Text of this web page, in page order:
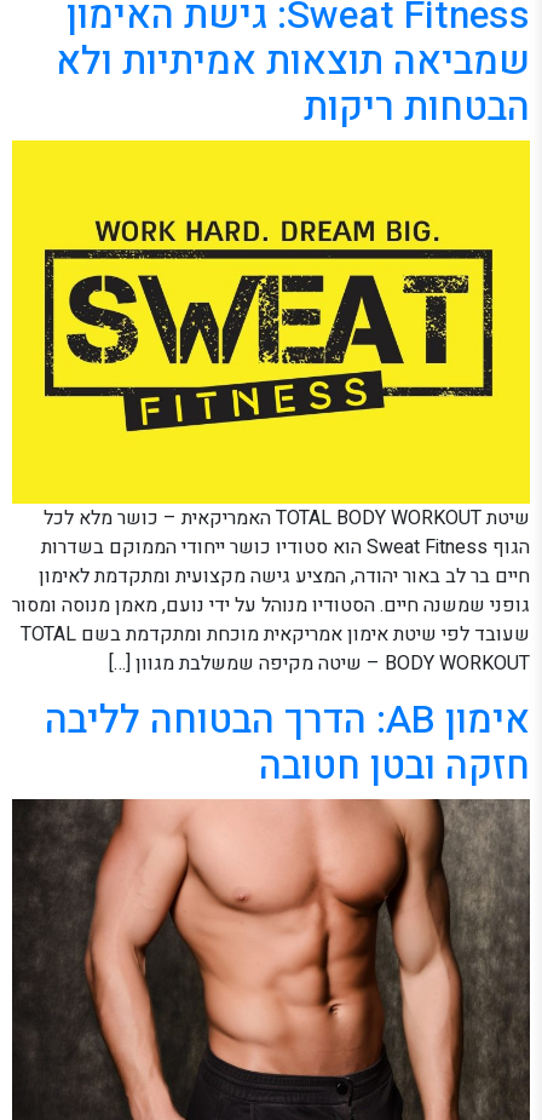
Sweat Fitness: גישת האימון
שמביאה תוצאות אמיתיות ולא
הבטחות ריקות
שיטת TOTAL BODY WORKOUT האמריקאית – כושר מלא לכל
הגוף Sweat Fitness הוא סטודיו כושר ייחודי הממוקם בשדרות
חיים בר לב באור יהודה, המציע גישה מקצועית ומתקדמת לאימון
גופני שמשנה חיים. הסטודיו מנוהל על ידי נועם, מאמן מנוסה ומסור
שעובד לפי שיטת אימון אמריקאית מוכחת ומתקדמת בשם TOTAL
BODY WORKOUT – שיטה מקיפה שמשלבת מגוון […]
אימון AB: הדרך הבטוחה לליבה
חזקה ובטן חטובה